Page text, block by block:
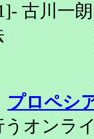
-古川一
プロペシ
オンラ